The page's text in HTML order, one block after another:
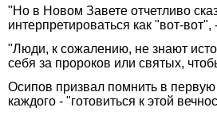
"Но в Новом Завете отчетливо
интерпретироваться как "вот-
"Люди, к сожалению, не знают
себя за пророков или святых,
Осипов призвал помнить в первую
каждого - "готовиться к этой